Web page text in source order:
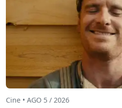
Cine • AGO 5 / 2026